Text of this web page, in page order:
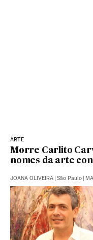
ARTE
Morre Carlito
nomes da arte
JOANA OLIVEIRA | São Paulo |